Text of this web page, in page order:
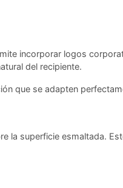
incorporar logos
del recipiente.
que se adapten
la superficie esmaltada.